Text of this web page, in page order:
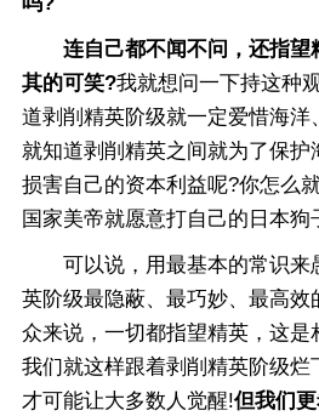
连自己都不闻不问，还指望
其的可笑?我就想问一下持这种
道剥削精英阶级就一定爱惜海洋
就知道剥削精英之间就为了保
损害自己的资本利益呢?你怎么
国家美帝就愿意打自己的日本狗
可以说，用最基本的常识来
英阶级最隐蔽、最巧妙、最高
众来说，一切都指望精英，这是
我们就这样跟着剥削精英阶级
才可能让大多数人觉醒!但我们